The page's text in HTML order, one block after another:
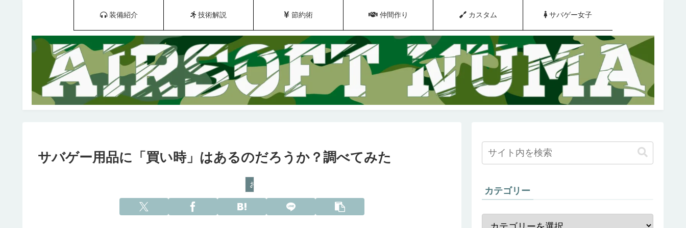
装備紹介 技術解説 節約術 仲間作り カスタム サバゲー女子
サバゲー用品に「買い時」はあるのだろうか？調べてみた
お金の話
カテゴリー